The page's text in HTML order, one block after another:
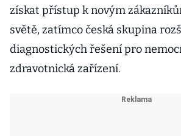
získat přístup k novým
světě, zatímco česká skupina
diagnostických řešení pro
zdravotnická zařízení.